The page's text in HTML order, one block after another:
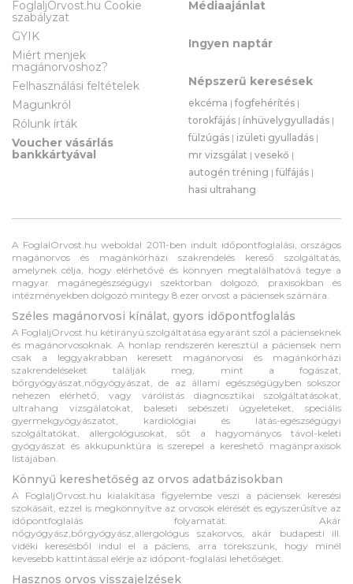
FoglaljOrvost.hu Cookie
szabályzat
GYIK
Miért menjek
magánorvoshoz?
Felhasználási feltételek
Magunkról
Rólunk írták
Voucher vásárlás
bankkártyával
Médiaajánlat
Ingyen naptár
Népszerű keresések
ekcéma |fogfehérítés |
torokfájás | ínhüvelygyulladás |
fülzúgás | izületi gyulladás |
mr vizsgálat | vesekő |
autogén tréning |fülfájás |
hasi ultrahang
A FoglalOrvost.hu weboldal 2011-ben indult időpontfoglalási, országos
magánorvos és magánkórházi szakrendelés kereső szolgáltatás,
amelynek célja, hogy elérhetővé és könnyen megtalálhatóvá tegye a
magyar magánegészségügyi szektorban dolgozó, praxisokban és
intézményekben dolgozó mintegy 8 ezer orvost a páciensek számára.
Széles magánorvosi kínálat, gyors időpontfoglalás
A FoglaljOrvost.hu kétirányú szolgáltatása egyaránt szól a pácienseknek
és magánorvosoknak. A honlap rendszerén keresztül a páciensek nem
csak a leggyakrabban keresett magánorvosi és magánkórházi
szakrendeléseket találják meg, mint a fogászat,
bőrgyógyászat,nőgyógyászat, de az állami egészségügyben sokszor
nehezen elérhető, vagy várólistás diagnosztikai szolgáltatásokat,
ultrahang vizsgálatokat, baleseti sebészeti ügyeleteket, speciális
gyermekgyógyászatot, kardiológiai és látás-egészségügyi
szolgáltatókat, allergológusokat, sőt a hagyományos távol-keleti
gyógyászat és akkupunktúra is szerepel a kereshető magánpraxisok
listájában.
Könnyű kereshetőség az orvos adatbázisokban
A FoglaljOrvost.hu kialakítása figyelembe veszi a páciensek keresési
szokásait, ezzel is megkönnyítve az orvosok elérését és egyszerűsítve az
időpontfoglalás folyamatát. Akár
nőgyógyász,bőrgyógyász,allergológus szakorvos, akár budapesti ill.
vidéki keresésből indul el a páciens, arra törekszünk, hogy minél
kevesebb kattintással elérje az időpont-foglalási lehetőséget.
Hasznos orvos visszajelzések